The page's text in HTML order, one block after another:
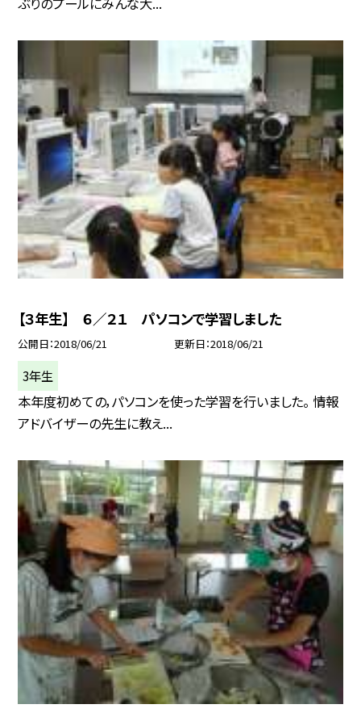
【３年生】 ６／２１ パソコンで学習しました
公開日 2018/06/21 更新日 2018/06/21
3年生
本年度初めての，パソコンを使った学習を行いました。 情報
アドバイザーの先生に教え...